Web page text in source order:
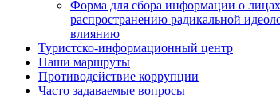
Форма для сбора информации о
распространению радикальной
влиянию
Туристско-информационный центр
Наши маршруты
Противодействие коррупции
Часто задаваемые вопросы